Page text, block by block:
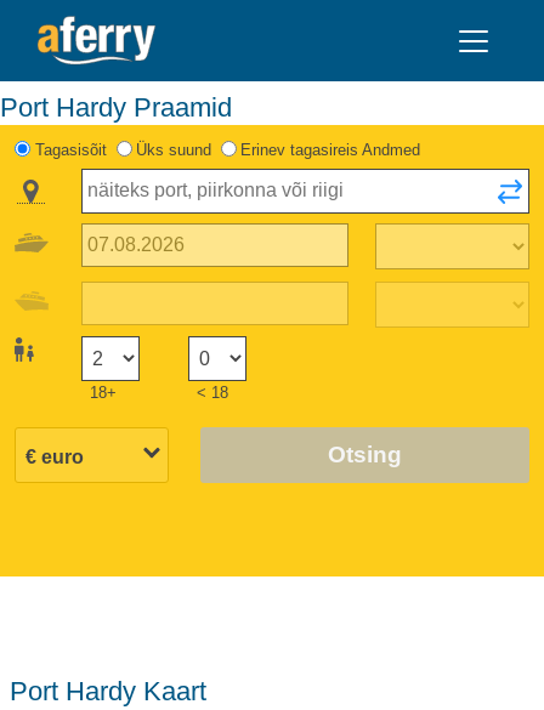
Port Hardy Praamid
Tagasisõit Üks suund Erinev tagasireis Andmed
18+ < 18
Otsing
Port Hardy Kaart